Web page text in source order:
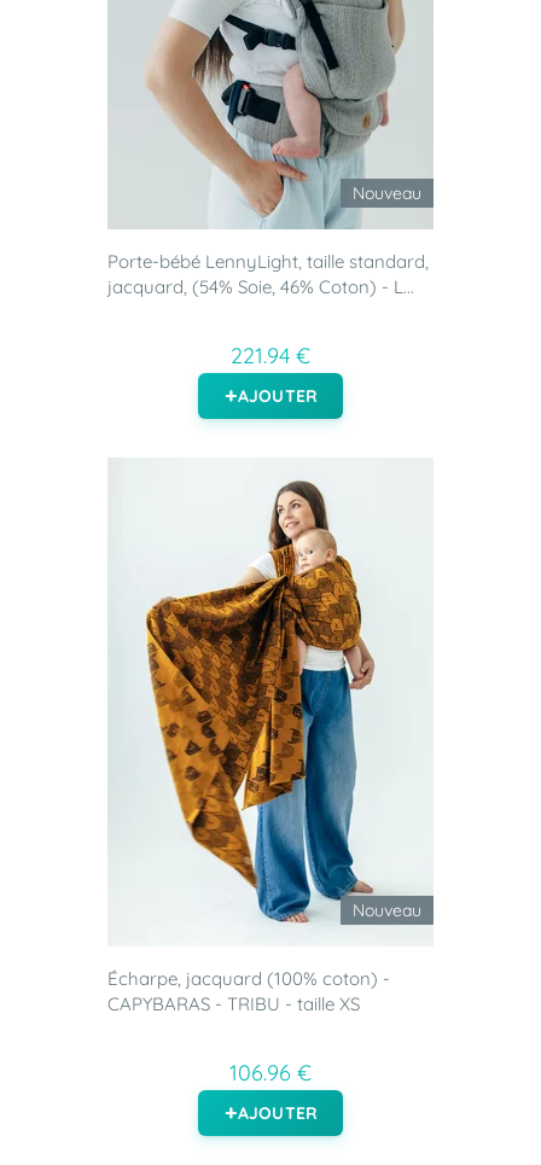
Nouveau
Porte-bébé LennyLight, taille standard,
jacquard, (54% Soie, 46% Coton) - L...
221.94 €
AJOUTER
Nouveau
Écharpe, jacquard (100% coton) -
CAPYBARAS - TRIBU - taille XS
106.96 €
AJOUTER